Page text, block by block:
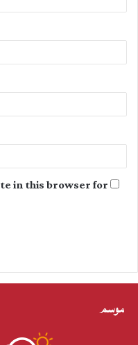
t
in this browser for
موسم